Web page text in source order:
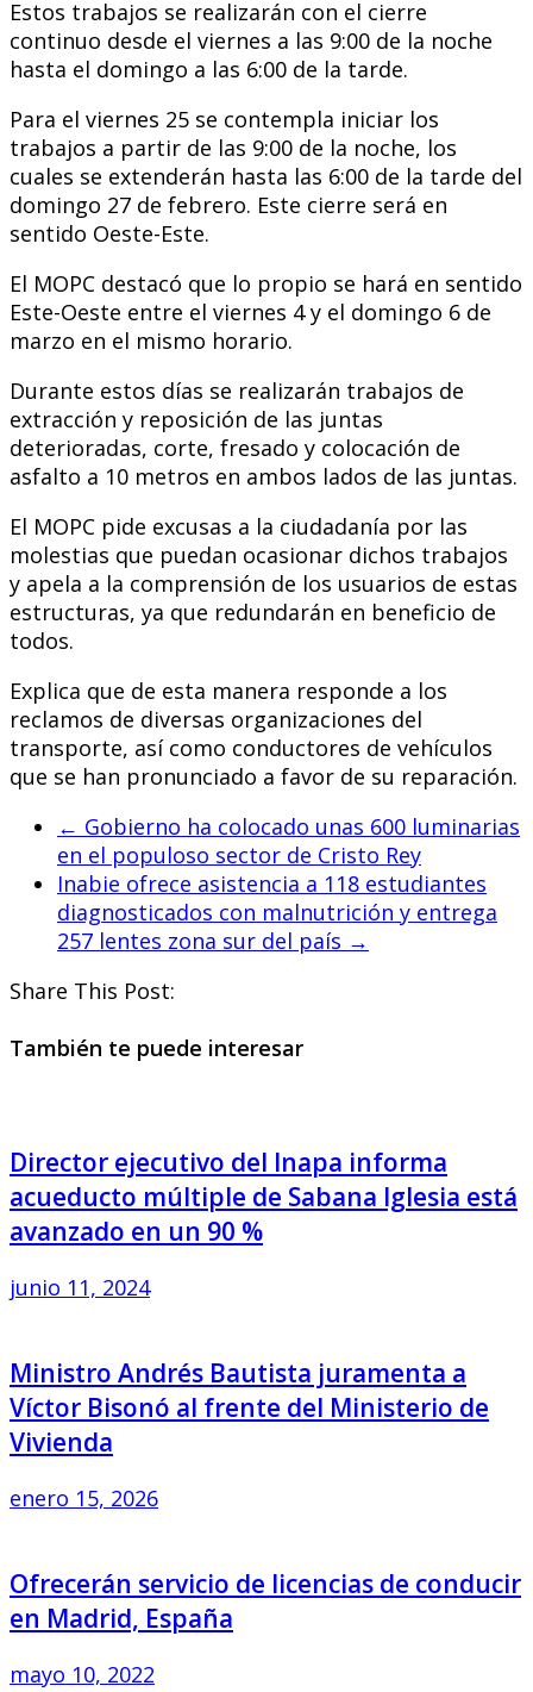
Estos trabajos se realizarán con el cierre
continuo desde el viernes a las 9:00 de la noche
hasta el domingo a las 6:00 de la tarde.
Para el viernes 25 se contempla iniciar los
trabajos a partir de las 9:00 de la noche, los
cuales se extenderán hasta las 6:00 de la tarde del
domingo 27 de febrero. Este cierre será en
sentido Oeste-Este.
El MOPC destacó que lo propio se hará en sentido
Este-Oeste entre el viernes 4 y el domingo 6 de
marzo en el mismo horario.
Durante estos días se realizarán trabajos de
extracción y reposición de las juntas
deterioradas, corte, fresado y colocación de
asfalto a 10 metros en ambos lados de las juntas.
El MOPC pide excusas a la ciudadanía por las
molestias que puedan ocasionar dichos trabajos
y apela a la comprensión de los usuarios de estas
estructuras, ya que redundarán en beneficio de
todos.
Explica que de esta manera responde a los
reclamos de diversas organizaciones del
transporte, así como conductores de vehículos
que se han pronunciado a favor de su reparación.
← Gobierno ha colocado unas 600 luminarias
en el populoso sector de Cristo Rey
Inabie ofrece asistencia a 118 estudiantes
diagnosticados con malnutrición y entrega
257 lentes zona sur del país →
Share This Post:
También te puede interesar
Director ejecutivo del Inapa informa
acueducto múltiple de Sabana Iglesia está
avanzado en un 90 %
junio 11, 2024
Ministro Andrés Bautista juramenta a
Víctor Bisonó al frente del Ministerio de
Vivienda
enero 15, 2026
Ofrecerán servicio de licencias de conducir
en Madrid, España
mayo 10, 2022